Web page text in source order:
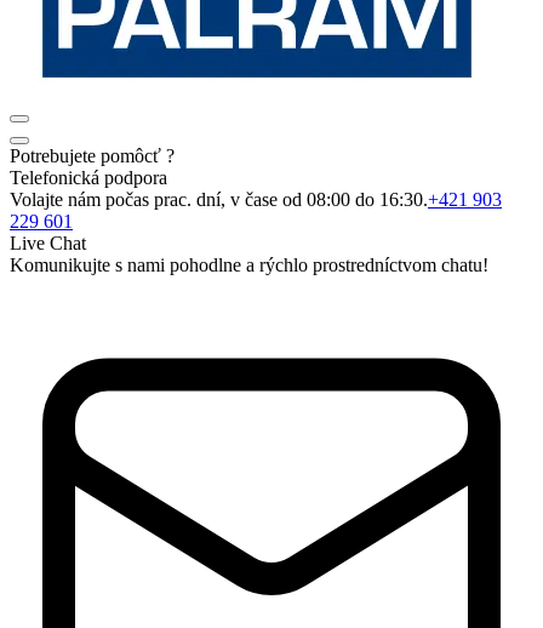
Potrebujete pomôcť ?
Telefonická podpora
Volajte nám počas prac. dní, v čase od 08:00 do 16:30.+421 903
229 601
Live Chat
Komunikujte s nami pohodlne a rýchlo prostredníctvom chatu!